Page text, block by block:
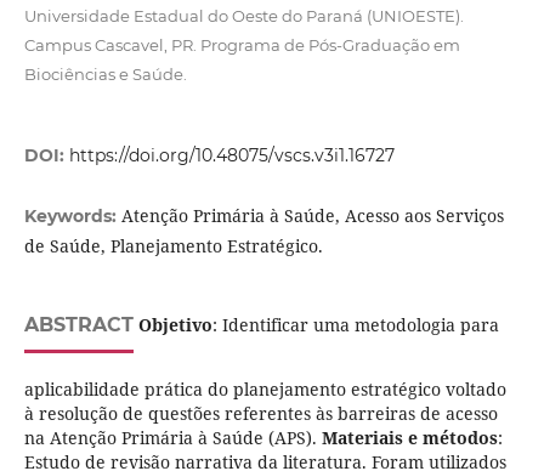
Universidade Estadual do Oeste do Paraná (UNIOESTE).
Campus Cascavel, PR. Programa de Pós-Graduação em
Biociências e Saúde.
DOI: https://doi.org/10.48075/vscs.v3i1.16727
Keywords: Atenção Primária à Saúde, Acesso aos Serviços
de Saúde, Planejamento Estratégico.
ABSTRACT Objetivo: Identificar uma metodologia para
aplicabilidade prática do planejamento estratégico voltado
à resolução de questões referentes às barreiras de acesso
na Atenção Primária à Saúde (APS). Materiais e métodos:
Estudo de revisão narrativa da literatura. Foram utilizados